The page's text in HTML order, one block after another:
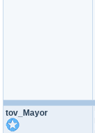
tov_Mayor